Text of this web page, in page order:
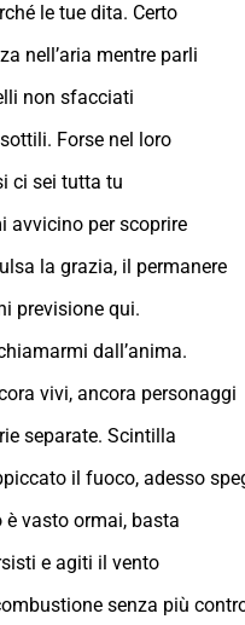
le tue dita. Certo
nell’aria mentre parli
non sfacciati
Forse nel loro
ci sei tutta tu
avvicino per scoprire
la grazia, il permanere
previsione qui.
dall’anima.
vivi, ancora personaggi
separate. Scintilla
il fuoco, adesso
è vasto ormai, basta
e agiti il vento
senza più